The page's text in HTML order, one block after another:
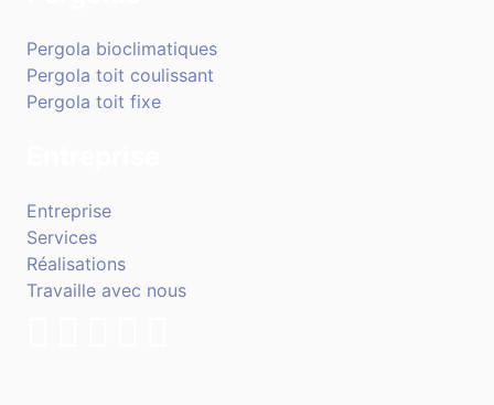
Pergola bioclimatiques
Pergola toit coulissant
Pergola toit fixe
Entreprise
Services
Réalisations
Travaille avec nous